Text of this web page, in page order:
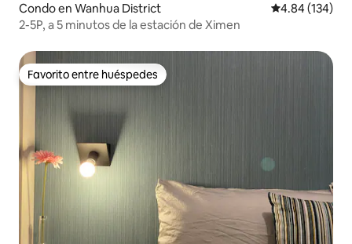
Condo en Wanhua District Calificación
4.84 (134)
2-5P, a 5 minutos de la estación de Ximen
Favorito entre huéspedes
Favorito entre huéspedes